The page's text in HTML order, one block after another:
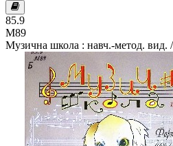
85.9
М89
Музична школа : навч.-метод. вид. /